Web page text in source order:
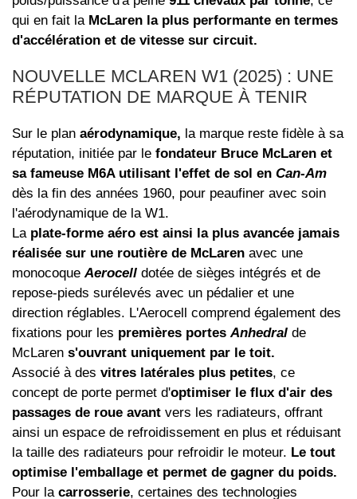
qui en fait la McLaren la plus performante en termes
d'accélération et de vitesse sur circuit.
NOUVELLE MCLAREN W1 (2025) : UNE
RÉPUTATION DE MARQUE À TENIR
Sur le plan aérodynamique, la marque reste fidèle à sa
réputation, initiée par le fondateur Bruce McLaren et
sa fameuse M6A utilisant l'effet de sol en Can-Am
dès la fin des années 1960, pour peaufiner avec soin
l'aérodynamique de la W1.
La plate-forme aéro est ainsi la plus avancée jamais
réalisée sur une routière de McLaren avec une
monocoque Aerocell dotée de sièges intégrés et de
repose-pieds surélevés avec un pédalier et une
direction réglables. L'Aerocell comprend également des
fixations pour les premières portes Anhedral de
McLaren s'ouvrant uniquement par le toit.
Associé à des vitres latérales plus petites, ce
concept de porte permet d'optimiser le flux d'air des
passages de roue avant vers les radiateurs, offrant
ainsi un espace de refroidissement en plus et réduisant
la taille des radiateurs pour refroidir le moteur. Le tout
optimise l'emballage et permet de gagner du poids.
Pour la carrosserie, certaines des technologies